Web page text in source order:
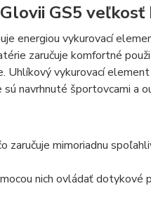
GS5 veľkosť
energiou vykurovací
zaručuje komfortné
vykurovací
navrhnuté športovcami a
zaručuje mimoriadnu
nich ovládať